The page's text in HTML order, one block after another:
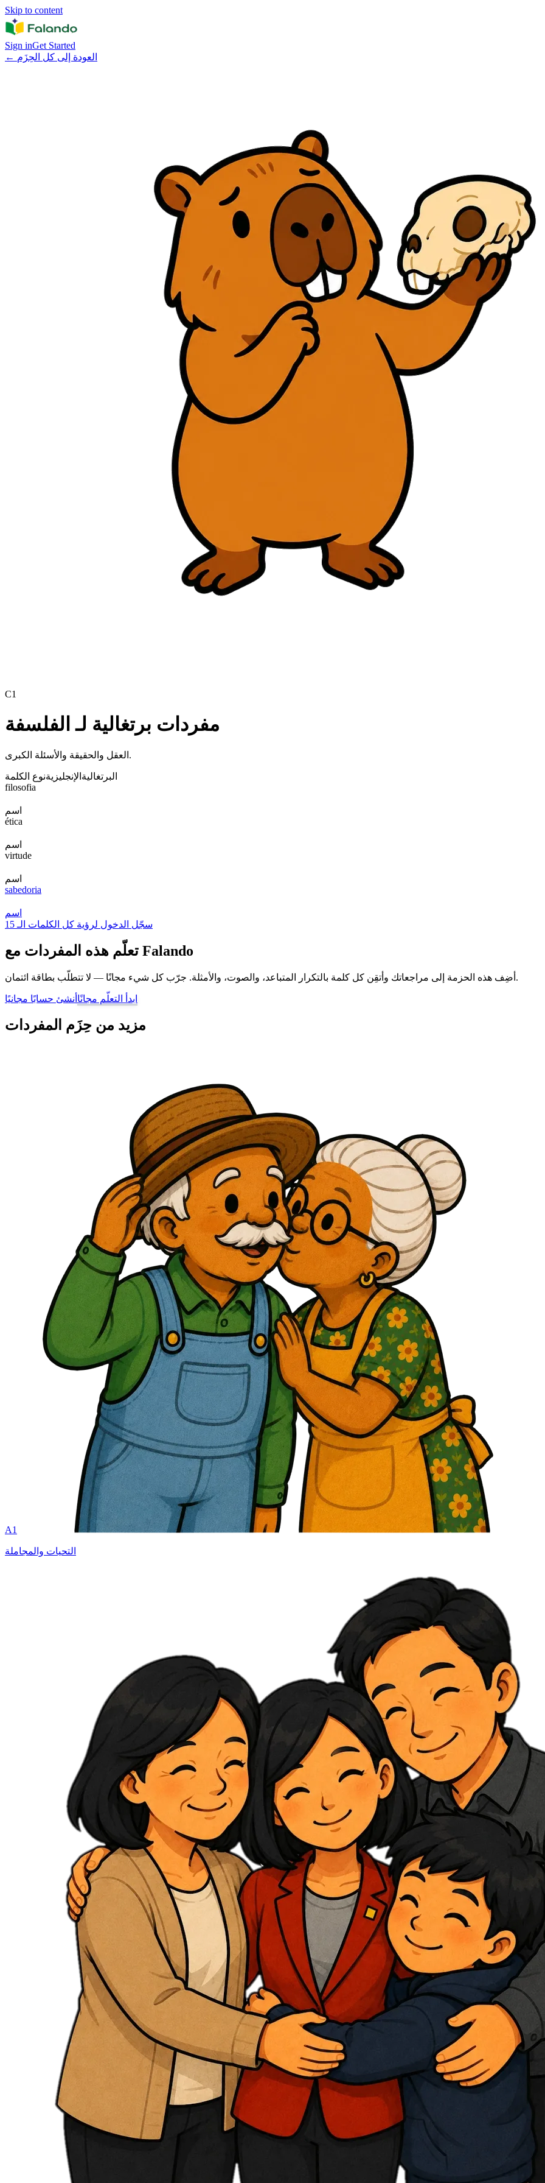
Skip to content
Sign inGet Started
← العودة إلى كل الحِزَم
C1
مفردات برتغالية لـ الفلسفة
العقل والحقيقة والأسئلة الكبرى.
البرتغالية الإنجليزيةنوع الكلمة
filosofia
اسم
ética
اسم
virtude
اسم
sabedoria
اسم
سجّل الدخول لرؤية كل الكلمات الـ 15
تعلّم هذه المفردات مع Falando
أضِف هذه الحزمة إلى مراجعاتك وأتقِن كل كلمة بالتكرار المتباعد، والصوت، والأمثلة. جرّب كل شيء مجانًا — لا تتطلّب بطاقة ائتمان.
ابدأ التعلّم مجانًا أنشئ حسابًا مجانيًا
مزيد من حِزَم المفردات
A1
التحيات والمجاملة